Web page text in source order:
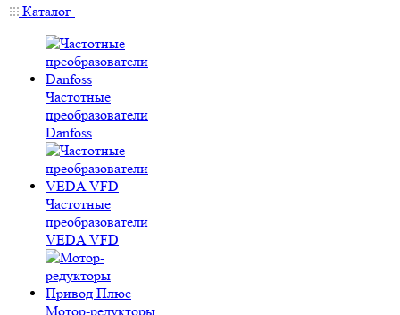
Каталог
Частотные
преобразователи
Danfoss
Частотные
преобразователи
VEDA VFD
Мотор-редукторы